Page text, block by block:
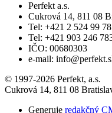
Perfekt a.s.
Cukrová 14, 811 08
Tel: +421 2 524 99
Tel: +421 903 246
IČO: 00680303
e-mail:
© 1997-2026 Perfekt, a.s.
Cukrová 14, 811 08
Generuje redakčný